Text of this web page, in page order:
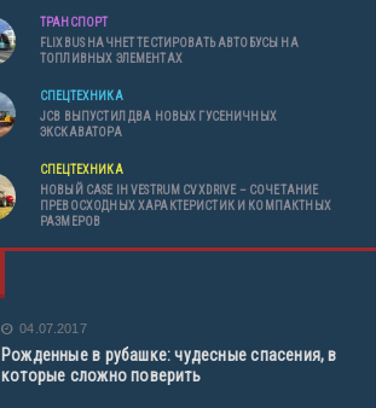
ТРАНСПОРТ
FLIXBUS НАЧНЕТ ТЕСТИРОВАТЬ АВТОБУСЫ НА
ТОПЛИВНЫХ ЭЛЕМЕНТАХ
СПЕЦТЕХНИКА
JCB ВЫПУСТИЛ ДВА НОВЫХ ГУСЕНИЧНЫХ
ЭКСКАВАТОРА
СПЕЦТЕХНИКА
НОВЫЙ CASE IH VESTRUM CVXDRIVE – СОЧЕТАНИЕ
ПРЕВОСХОДНЫХ ХАРАКТЕРИСТИК И КОМПАКТНЫХ
РАЗМЕРОВ
04.07.2017
Рожденные в рубашке: чудесные спасения, в
которые сложно поверить